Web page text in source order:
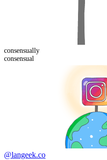
consensually
consensual
@langeek.co